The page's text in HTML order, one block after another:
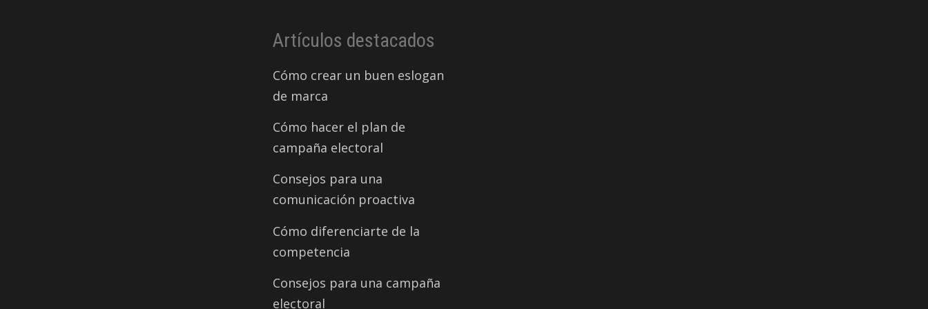
Artículos destacados
Cómo crear un buen eslogan
de marca
Cómo hacer el plan de
campaña electoral
Consejos para una
comunicación proactiva
Cómo diferenciarte de la
competencia
Consejos para una campaña
electoral